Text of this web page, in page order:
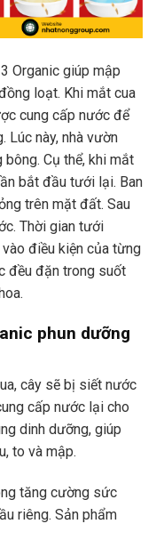
Organic giúp mập
loạt. Khi mắt cua
cung cấp nước để
Lúc này, nhà vườn
Cụ thể, khi mắt
bắt đầu tưới lại. Ban
trên mặt đất. Sau
Thời gian tưới
điều kiện của từng
đều đặn trong suốt
phun dưỡng
cây sẽ bị siết nước
cấp nước lại cho
dinh dưỡng, giúp
to và mập.
tăng cường sức
riêng. Sản phẩm